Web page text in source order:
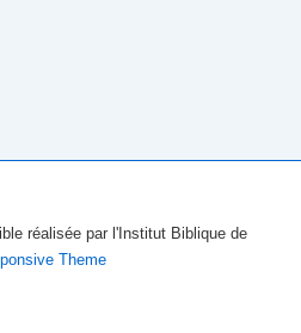
réalisée par l'Institut Biblique de
Theme